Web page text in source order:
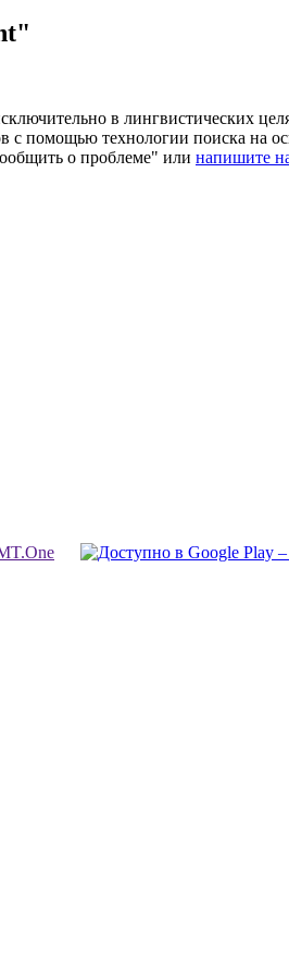
в лингвистических
с помощью технологии поиска
о проблеме" или напишите